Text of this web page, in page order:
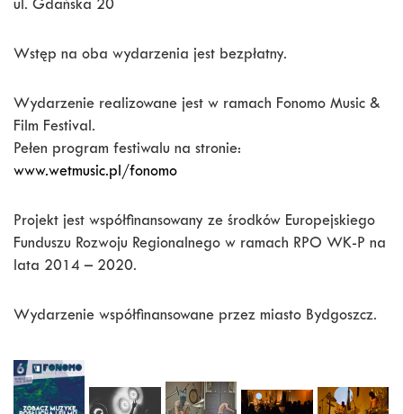
ul. Gdańska 20
Wstęp na oba wydarzenia jest bezpłatny.
Wydarzenie realizowane jest w ramach Fonomo Music &
Film Festival.
Pełen program festiwalu na stronie:
www.wetmusic.pl/fonomo
Projekt jest współfinansowany ze środków Europejskiego
Funduszu Rozwoju Regionalnego w ramach RPO WK-P na
lata 2014 – 2020.
Wydarzenie współfinansowane przez miasto Bydgoszcz.